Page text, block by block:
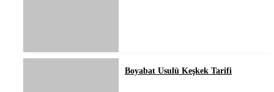
Boyabat Usulü Keşkek Tarifi